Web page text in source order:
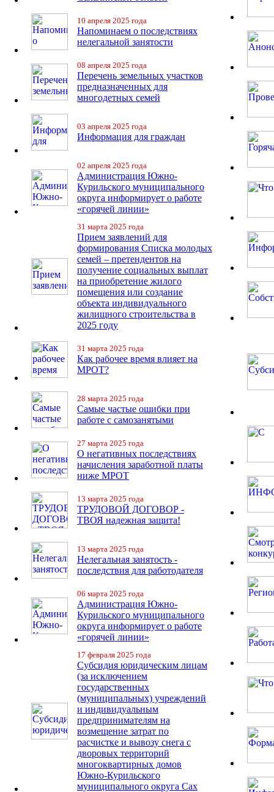
10 апреля 2025 года
Напоминаем о последствиях
нелегальной занятости
08 апреля 2025 года
Перечень земельных участков
предназначенных для
многодетных семей
03 апреля 2025 года
Информация для граждан
02 апреля 2025 года
Администрация Южно-
Курильского муниципального
округа информирует о работе
«горячей линии»
31 марта 2025 года
Прием заявлений для
формирования Списка молодых
семей – претендентов на
получение социальных выплат
на приобретение жилого
помещения или создание
объекта индивидуального
жилищного строительства в
2025 году
31 марта 2025 года
Как рабочее время влияет на
МРОТ?
28 марта 2025 года
Самые частые ошибки при
работе с самозанятыми
27 марта 2025 года
О негативных последствиях
начисления заработной платы
ниже МРОТ
13 марта 2025 года
ТРУДОВОЙ ДОГОВОР -
ТВОЯ надежная защита!
13 марта 2025 года
Нелегальная занятость -
последствия для работодателя
06 марта 2025 года
Администрация Южно-
Курильского муниципального
округа информирует о работе
«горячей линии»
17 февраля 2025 года
Субсидия юридическим лицам
(за исключением
государственных
(муниципальных) учреждений
и индивидуальным
предпринимателям на
возмещение затрат по
расчистке и вывозу снега с
дворовых территорий
многоквартирных домов
Южно-Курильского
муниципального округа Сах